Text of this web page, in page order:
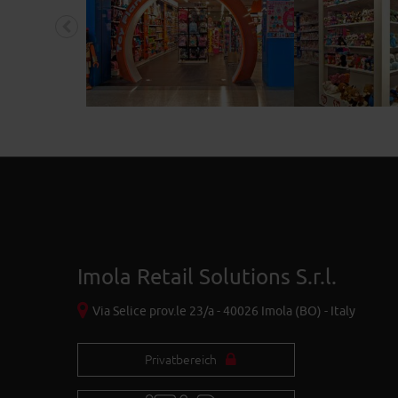
Imola Retail Solutions S.r.l.
Via Selice prov.le 23/a - 40026 Imola (BO) - Italy
Privatbereich